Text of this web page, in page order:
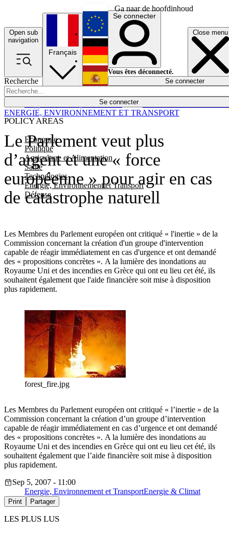
Ga naar de hoofdinhoud
Open sub
navigation
Close menu
Recherche
Se connecter
POLICY AREAS
Economie
Politique
Agriculture et Alimentation
Santé
Technologies
Energie, Environnement et Transport
Défense
Économie
Français
English
Deutsch
Español
Se connecter
Vous êtes déconnecté.
Se connecter
Le Parlement veut plus
d’argent et une « force
européenne » pour agir en cas
de catastrophe naturell
Les Membres du Parlement européen ont critiqué « l'inertie » de la
Commission concernant la création d'un groupe d'intervention
capable de réagir immédiatement en cas d'urgence et ont demandé
des « propositions concrètes ». A la lumière des inondations au
Royaume Uni et des incendies en Grèce qui ont eu lieu cet été, ils
souhaitent également que l'aide financière soit mise à disposition
plus rapidement.
ENERGIE, ENVIRONNEMENT ET TRANSPORT
forest_fire.jpg
Les Membres du Parlement européen ont critiqué « l’inertie » de la
Commission concernant la création d’un groupe d’intervention
capable de réagir immédiatement en cas d’urgence et ont demandé
des « propositions concrètes ». A la lumière des inondations au
Royaume Uni et des incendies en Grèce qui ont eu lieu cet été, ils
souhaitent également que l’aide financière soit mise à disposition
plus rapidement.
Sep 5, 2007 - 11:00
Energie, Environnement et TransportEnergie & Climat
Print Partager
LES PLUS LUS